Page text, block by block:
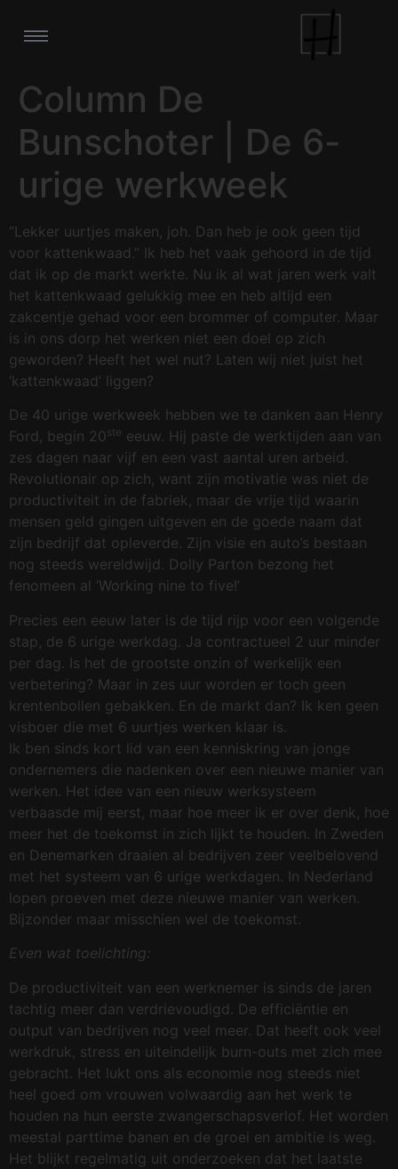
Column De
Bunschoter | De 6-
urige werkweek
“Lekker uurtjes maken, joh. Dan heb je ook geen tijd
voor kattenkwaad.” Ik heb het vaak gehoord in de tijd
dat ik op de markt werkte. Nu ik al wat jaren werk valt
het kattenkwaad gelukkig mee en heb altijd een
zakcentje gehad voor een brommer of computer. Maar
is in ons dorp het werken niet een doel op zich
geworden? Heeft het wel nut? Laten wij niet juist het
‘kattenkwaad’ liggen?
De 40 urige werkweek hebben we te danken aan Henry
Ford, begin 20ste eeuw. Hij paste de werktijden aan van
zes dagen naar vijf en een vast aantal uren arbeid.
Revolutionair op zich, want zijn motivatie was niet de
productiviteit in de fabriek, maar de vrije tijd waarin
mensen geld gingen uitgeven en de goede naam dat
zijn bedrijf dat opleverde. Zijn visie en auto’s bestaan
nog steeds wereldwijd. Dolly Parton bezong het
fenomeen al ‘Working nine to five!’
Precies een eeuw later is de tijd rijp voor een volgende
stap, de 6 urige werkdag. Ja contractueel 2 uur minder
per dag. Is het de grootste onzin of werkelijk een
verbetering? Maar in zes uur worden er toch geen
krentenbollen gebakken. En de markt dan? Ik ken geen
visboer die met 6 uurtjes werken klaar is.
Ik ben sinds kort lid van een kenniskring van jonge
ondernemers die nadenken over een nieuwe manier van
werken. Het idee van een nieuw werksysteem
verbaasde mij eerst, maar hoe meer ik er over denk, hoe
meer het de toekomst in zich lijkt te houden. In Zweden
en Denemarken draaien al bedrijven zeer veelbelovend
met het systeem van 6 urige werkdagen. In Nederland
lopen proeven met deze nieuwe manier van werken.
Bijzonder maar misschien wel de toekomst.
Even wat toelichting:
De productiviteit van een werknemer is sinds de jaren
tachtig meer dan verdrievoudigd. De efficiëntie en
output van bedrijven nog veel meer. Dat heeft ook veel
werkdruk, stress en uiteindelijk burn-outs met zich mee
gebracht. Het lukt ons als economie nog steeds niet
heel goed om vrouwen volwaardig aan het werk te
houden na hun eerste zwangerschapsverlof. Het worden
meestal parttime banen en de groei en ambitie is weg.
Het blijkt regelmatig uit onderzoeken dat het laatste